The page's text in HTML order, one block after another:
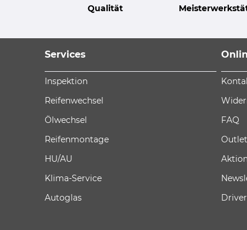
Qualität
Services
Inspektion
Reifenwechsel
Ölwechsel
Reifenmontage
HU/AU
Klima-Service
Autoglas
FAQ
Outlet